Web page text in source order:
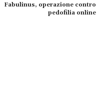
Fabulinus, operazione contro
pedofilia online